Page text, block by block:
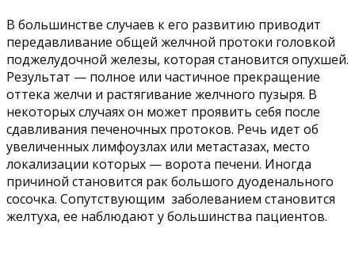
В большинстве случаев к его развитию приводит
передавливание общей желчной протоки головкой
поджелудочной железы, которая становится опухшей.
Результат — полное или частичное прекращение
оттека желчи и растягивание желчного пузыря. В
некоторых случаях он может проявить себя после
сдавливания печеночных протоков. Речь идет об
увеличенных лимфоузлах или метастазах, место
локализации которых — ворота печени. Иногда
причиной становится рак большого дуоденального
сосочка. Сопутствующим заболеванием становится
желтуха, ее наблюдают у большинства пациентов.